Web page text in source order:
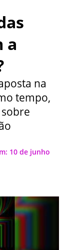
a
na
tempo,
10 de junho